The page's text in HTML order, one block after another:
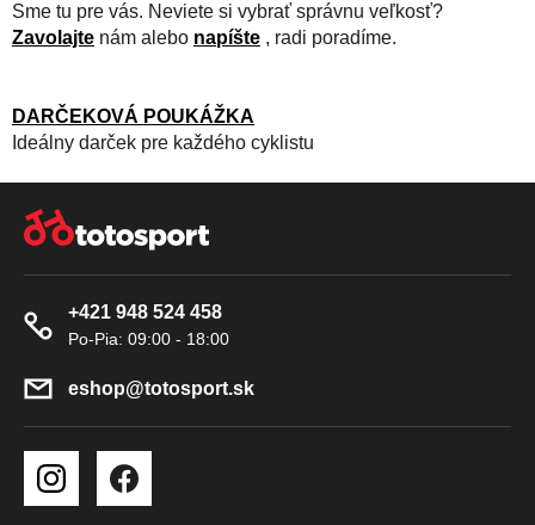
Sme tu pre vás. Neviete si vybrať správnu veľkosť?
Zavolajte nám alebo napíšte , radi poradíme.
DARČEKOVÁ POUKÁŽKA
Ideálny darček pre každého cyklistu
eshop@totosport.sk
+421 948 524 458